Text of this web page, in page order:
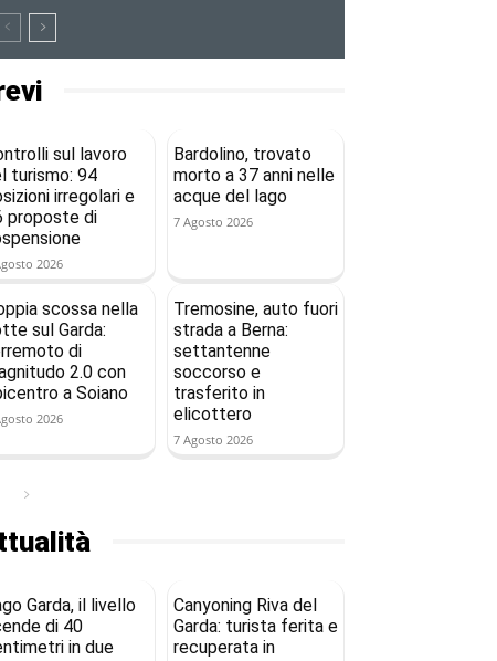
sul lavoro
turismo: 94
irregolari e
proposte di
2026
Bardolino, trovato
morto a 37 anni nelle
acque del lago
7 Agosto 2026
scossa nella
sul Garda:
di
2.0 con
a Soiano
2026
Tremosine, auto fuori
strada a Berna:
settantenne
soccorso e
trasferito in
elicottero
7 Agosto 2026
Garda, il livello
di 40
in due
Canyoning Riva del
Garda: turista ferita e
recuperata in